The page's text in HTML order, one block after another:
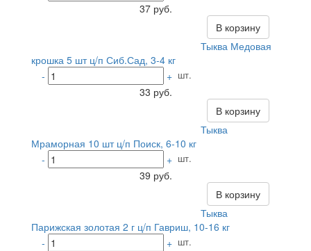
37 руб.
В корзину
Тыква Медовая
крошка 5 шт ц/п Сиб.Сад, 3-4 кг
-
+ шт.
33 руб.
В корзину
Тыква
Мраморная 10 шт ц/п Поиск, 6-10 кг
-
+ шт.
39 руб.
В корзину
Тыква
Парижская золотая 2 г ц/п Гавриш, 10-16 кг
-
+ шт.